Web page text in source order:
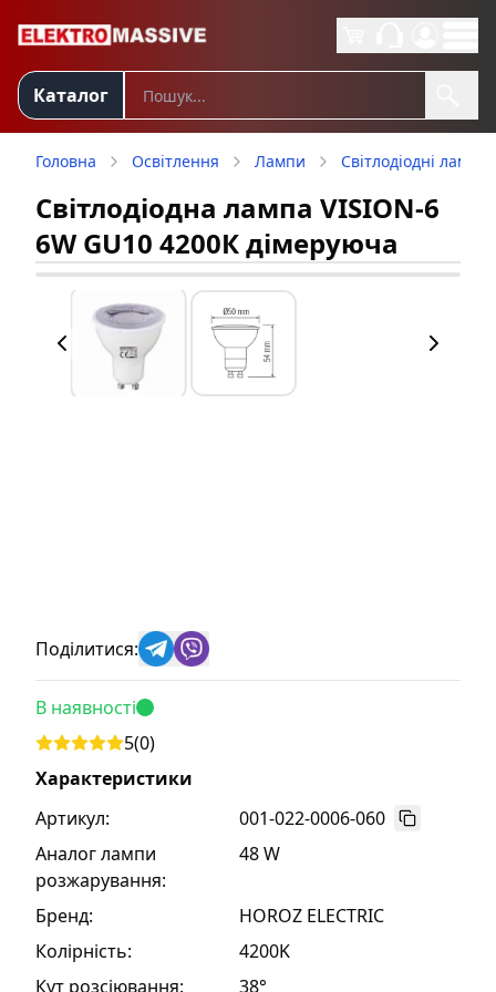
Каталог
Головна Освітлення Лампи Світлодіодні лампи
Світлодіодна лампа VISION-6
6W GU10 4200К дімеруюча
Поділитися:
В наявності
5(0)
Характеристики
Артикул:
001-022-0006-060
Аналог лампи
розжарування:
48 W
Бренд:
HOROZ ELECTRIC
Колірність:
4200K
Кут розсіювання:
38°